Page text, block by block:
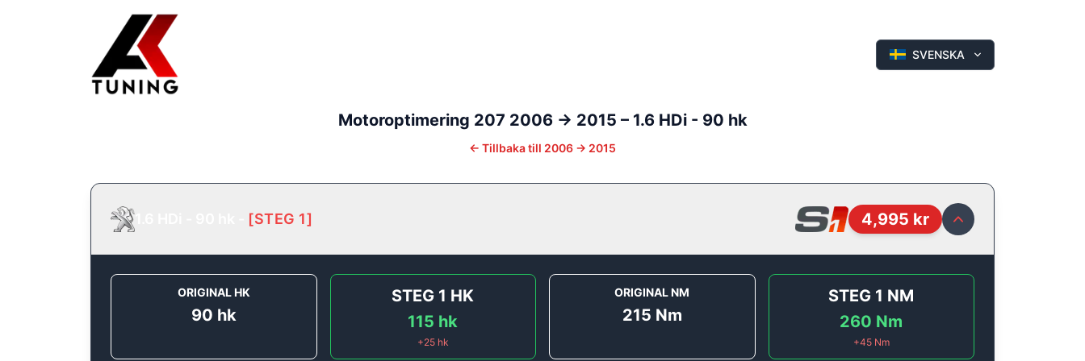
SVENSKA
Motoroptimering 207 2006 -> 2015 – 1.6 HDi - 90 hk
← Tillbaka till 2006 -> 2015
[STEG 1] 4,995 kr
ORIGINAL HK
90 hk
STEG 1 HK
115 hk
+25hk
ORIGINAL NM
215 Nm
STEG 1 NM
260 Nm
+45Nm